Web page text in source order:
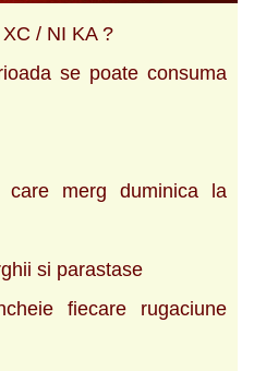
/ NI KA ?
se poate consuma
care merg duminica la
si parastase
fiecare rugaciune